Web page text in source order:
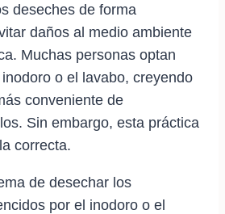
deseches de forma
daños al medio ambiente
Muchas personas optan
o el lavabo, creyendo
conveniente de
Sin embargo, esta práctica
correcta.
de desechar los
por el inodoro o el